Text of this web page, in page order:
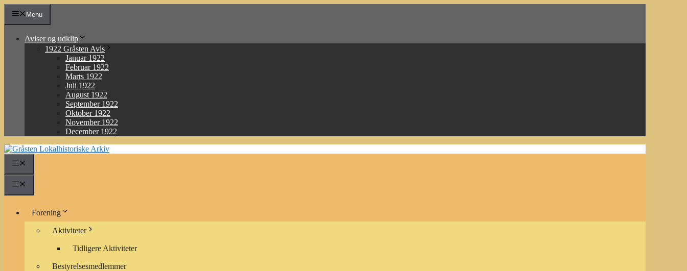
Hop
indhold
Menu
Aviser og udklip
1922 Gråsten Avis
Januar 1922
Februar 1922
Marts 1922
Juli 1922
August 1922
September 1922
Oktober 1922
November 1922
December 1922
Forening
Aktiviteter
Tidligere Aktiviteter
Bestyrelsesmedlemmer